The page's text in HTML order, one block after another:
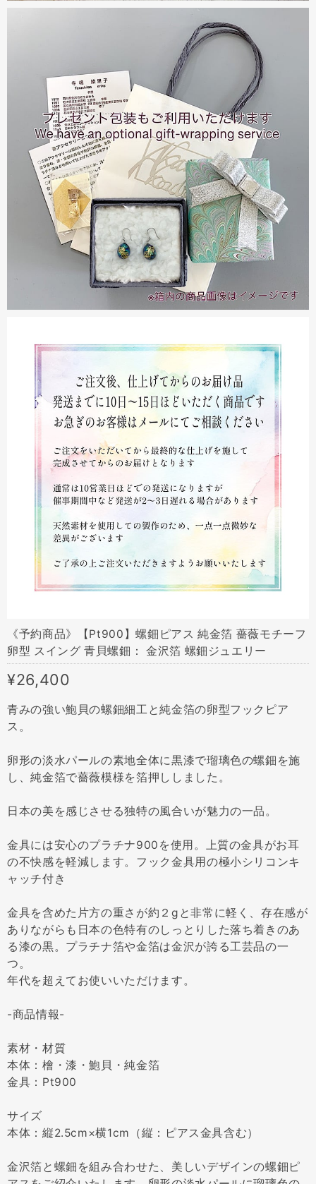
《予約商品》【Pt900】螺鈿ピアス 純金箔 薔薇モチーフ
卵型 スイング 青貝螺鈿： 金沢箔 螺鈿ジュエリー
¥26,400
青みの強い鮑貝の螺鈿細工と純金箔の卵型フックピア
ス。
卵形の淡水パールの素地全体に黒漆で瑠璃色の螺鈿を施
し、純金箔で薔薇模様を箔押ししました。
日本の美を感じさせる独特の風合いが魅力の一品。
金具には安心のプラチナ900を使用。上質の金具がお耳
の不快感を軽減します。フック金具用の極小シリコンキ
ャッチ付き
金具を含めた片方の重さが約２gと非常に軽く、存在感が
ありながらも日本の色特有のしっとりした落ち着きのあ
る漆の黒。プラチナ箔や金箔は金沢が誇る工芸品の一
つ。
年代を超えてお使いいただけます。
-商品情報-
素材・材質
本体：檜・漆・鮑貝・純金箔
金具：Pt900
サイズ
本体：縦2.5cm×横1cm（縦：ピアス金具含む）
金沢箔と螺鈿を組み合わせた、美しいデザインの螺鈿ピ